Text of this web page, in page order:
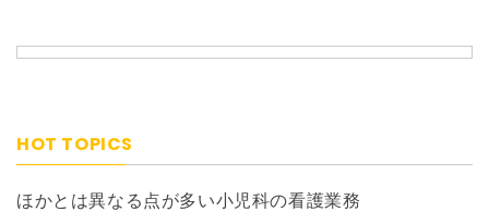
HOT TOPICS
ほかとは異なる点が多い小児科の看護業務